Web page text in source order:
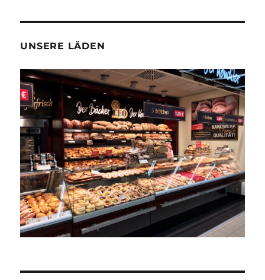
UNSERE LÄDEN